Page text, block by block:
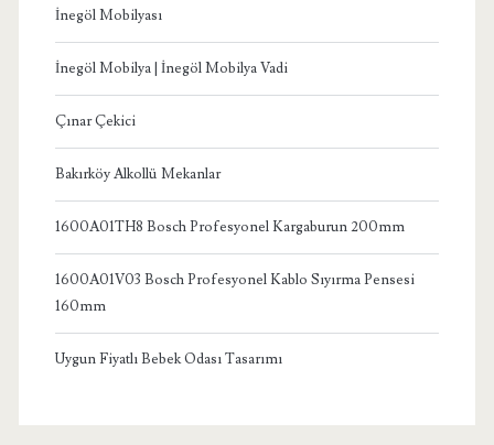
İnegöl Mobilyası
İnegöl Mobilya | İnegöl Mobilya Vadi
Çınar Çekici
Bakırköy Alkollü Mekanlar
1600A01TH8 Bosch Profesyonel Kargaburun 200mm
1600A01V03 Bosch Profesyonel Kablo Sıyırma Pensesi
160mm
Uygun Fiyatlı Bebek Odası Tasarımı